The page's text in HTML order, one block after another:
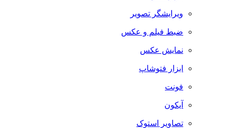
ویرایشگر تصویر
ضبط فيلم و عكس
نمایش عکس
ابزار فتوشاپ
فونت
آیکون
تصاویر استوک